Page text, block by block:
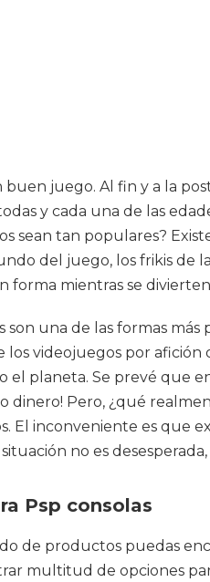
juego. Al fin y a la
y cada una de las
sean tan populares?
del juego, los frikis de
forma mientras se
son una de las formas
videojuegos por
el planeta. Se prevé que
dinero! Pero, ¿qué
El inconveniente es que
no es
Psp consolas
de productos puedas
multitud de opciones